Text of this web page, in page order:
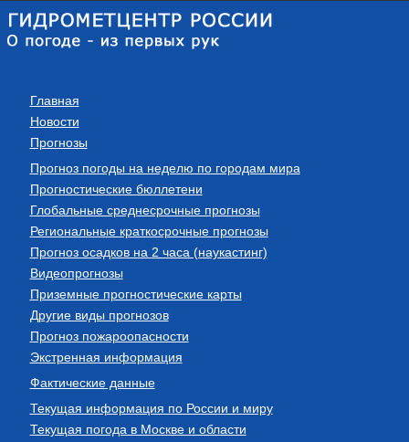
Главная
Новости
Прогнозы
Прогноз погоды на неделю по городам мира
Прогностические бюллетени
Глобальные среднесрочные прогнозы
Региональные краткосрочные прогнозы
Прогноз осадков на 2 часа (наукастинг)
Видеопрогнозы
Приземные прогностические карты
Другие виды прогнозов
Прогноз пожароопасности
Экстренная информация
Фактические данные
Текущая информация по России и миру
Текущая погода в Москве и области